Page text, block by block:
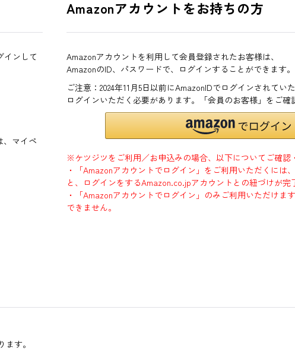
インして
、マイペ
Amazonアカウントをお持ちの方
Amazonアカウントを利用して会員登録されたお客様は、
AmazonのID、パスワードで、ログインすることができます。
ご注意：2024年11月5日以前にAmazonIDでログインされてい
ログインいただく必要があります。「会員のお客様」をご確
※ケツジツをご利用／お申込みの場合、以下についてご確認
・「Amazonアカウントでログイン」をご利用いただくには
と、ログインをするAmazon.co.jpアカウントとの紐づけが完
・「Amazonアカウントでログイン」のみご利用いただけま
できません。
す。